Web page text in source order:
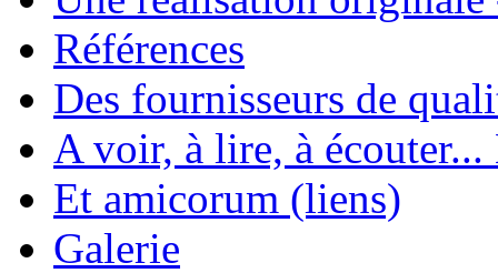
Références
Des fournisseurs de
A voir, à lire, à écouter...
Et amicorum (liens)
Galerie